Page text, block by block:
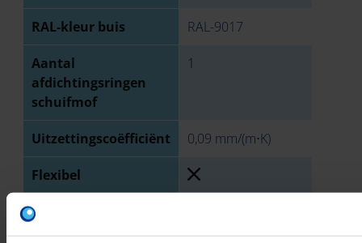
RAL-kleur buis RAL-9017
Aantal
afdichtingsringen
schuifmof
1
Uitzettingscoëfficiënt 0,09 mm/(m⋅K)
Flexibel